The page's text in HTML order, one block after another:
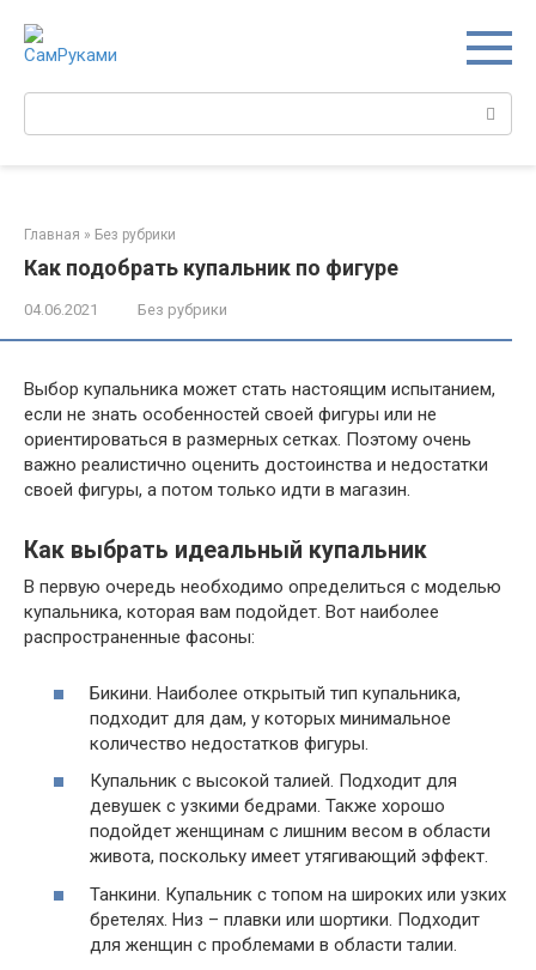
контенту
Главная » Без рубрики
Как подобрать купальник по фигуре
04.06.2021 Без рубрики
Выбор купальника может стать настоящим испытанием,
если не знать особенностей своей фигуры или не
ориентироваться в размерных сетках. Поэтому очень
важно реалистично оценить достоинства и недостатки
своей фигуры, а потом только идти в магазин.
Как выбрать идеальный купальник
В первую очередь необходимо определиться с моделью
купальника, которая вам подойдет. Вот наиболее
распространенные фасоны:
Бикини. Наиболее открытый тип купальника,
подходит для дам, у которых минимальное
количество недостатков фигуры.
Купальник с высокой талией. Подходит для
девушек с узкими бедрами. Также хорошо
подойдет женщинам с лишним весом в области
живота, поскольку имеет утягивающий эффект.
Танкини. Купальник с топом на широких или узких
бретелях. Низ – плавки или шортики. Подходит
для женщин с проблемами в области талии.